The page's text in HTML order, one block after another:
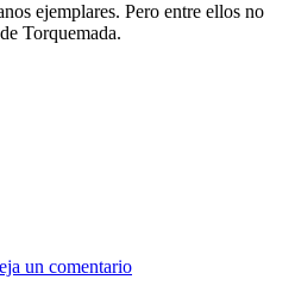
ejemplares. Pero entre ellos no
Torquemada.
un comentario